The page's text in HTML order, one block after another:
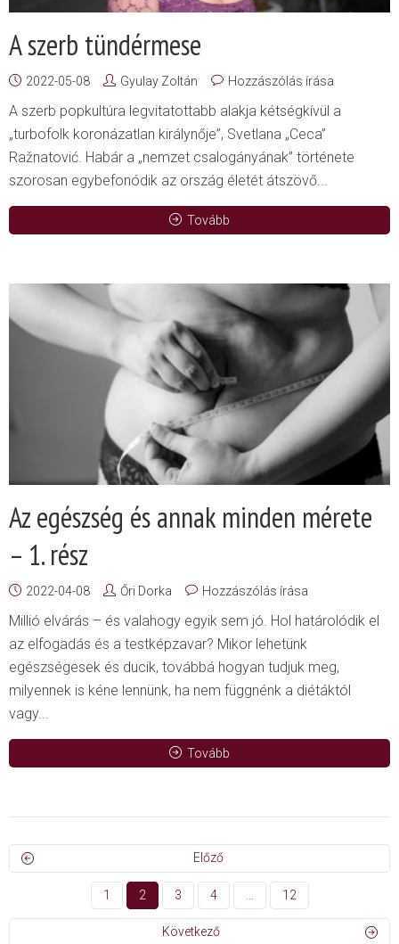
A szerb tündérmese
2022-05-08 Gyulay Zoltán Hozzászólás írása
A szerb popkultúra legvitatottabb alakja kétségkívül a
„turbofolk koronázatlan királynője”, Svetlana „Ceca”
Ražnatović. Habár a „nemzet csalogányának” története
szorosan egybefonódik az ország életét átszövő...
Tovább
Az egészség és annak minden mérete
– 1. rész
2022-04-08 Őri Dorka Hozzászólás írása
Millió elvárás – és valahogy egyik sem jó. Hol határolódik el
az elfogadás és a testképzavar? Mikor lehetünk
egészségesek és ducik, továbbá hogyan tudjuk meg,
milyennek is kéne lennünk, ha nem függnénk a diétáktól
vagy...
Tovább
Előző
1 2 3 4 12
Következő